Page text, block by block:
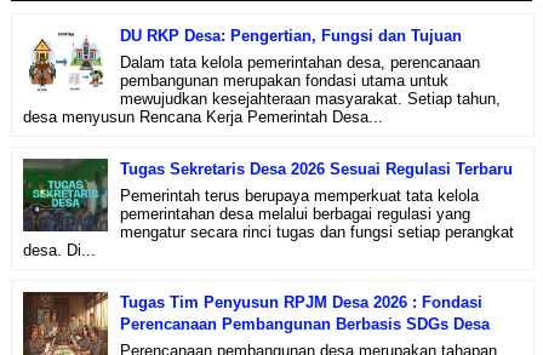
DU RKP Desa: Pengertian, Fungsi dan Tujuan
Dalam tata kelola pemerintahan desa, perencanaan
pembangunan merupakan fondasi utama untuk
mewujudkan kesejahteraan masyarakat. Setiap tahun,
desa menyusun Rencana Kerja Pemerintah Desa...
Tugas Sekretaris Desa 2026 Sesuai Regulasi Terbaru
Pemerintah terus berupaya memperkuat tata kelola
pemerintahan desa melalui berbagai regulasi yang
mengatur secara rinci tugas dan fungsi setiap perangkat
desa. Di...
Tugas Tim Penyusun RPJM Desa 2026 : Fondasi
Perencanaan Pembangunan Berbasis SDGs Desa
Perencanaan pembangunan desa merupakan tahapan